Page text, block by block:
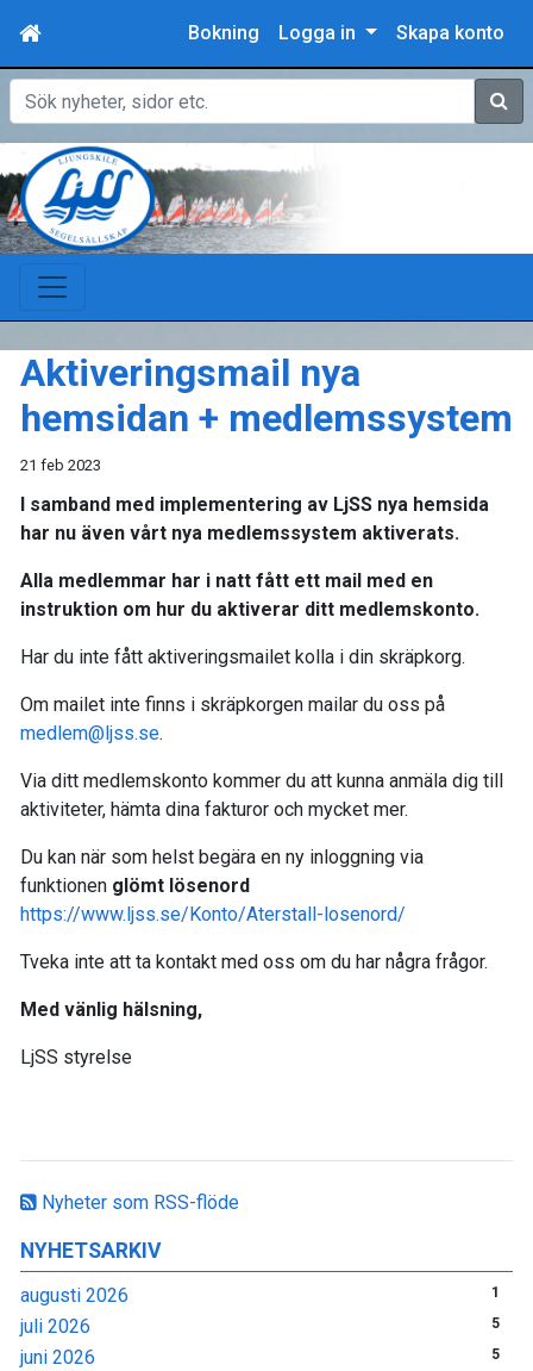
Bokning Logga in Skapa konto
Sök
Nyheter som RSS-flöde
NYHETSARKIV
augusti 2026 1
juli 2026 5
juni 2026 5
Aktiveringsmail nya
hemsidan + medlemssystem
21 feb 2023
I samband med implementering av LjSS nya hemsida
har nu även vårt nya medlemssystem aktiverats.
Alla medlemmar har i natt fått ett mail med en
instruktion om hur du aktiverar ditt medlemskonto.
Har du inte fått aktiveringsmailet kolla i din skräpkorg.
Om mailet inte finns i skräpkorgen mailar du oss på
medlem@ljss.se.
Via ditt medlemskonto kommer du att kunna anmäla dig till
aktiviteter, hämta dina fakturor och mycket mer.
Du kan när som helst begära en ny inloggning via
funktionen glömt lösenord
https://www.ljss.se/Konto/Aterstall-losenord/
Tveka inte att ta kontakt med oss om du har några frågor.
Med vänlig hälsning,
LjSS styrelse